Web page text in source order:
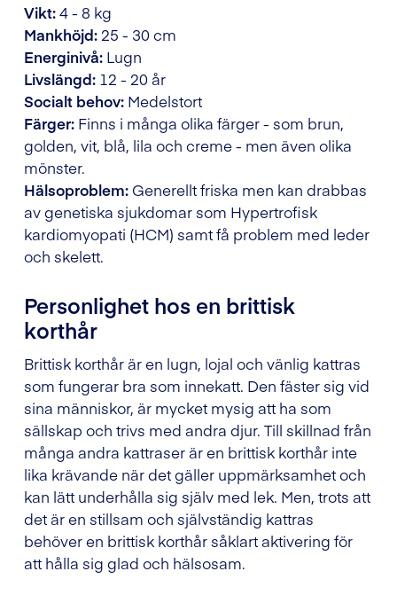
Vikt:4 - 8 kg
Mankhöjd: 25 - 30 cm
Energinivå: Lugn
Livslängd: 12 - 20 år
Socialt behov: Medelstort
Färger: Finns i många olika färger - som brun,
golden, vit, blå, lila och creme - men även olika
mönster.
Hälsoproblem: Generellt friska men kan drabbas
av genetiska sjukdomar som Hypertrofisk
kardiomyopati (HCM) samt få problem med leder
och skelett.
Personlighet hos en brittisk
korthår
Brittisk korthår är en lugn, lojal och vänlig kattras
som fungerar bra som innekatt. Den fäster sig vid
sina människor, är mycket mysig att ha som
sällskap och trivs med andra djur. Till skillnad från
många andra kattraser är en brittisk korthår inte
lika krävande när det gäller uppmärksamhet och
kan lätt underhålla sig själv med lek. Men, trots att
det är en stillsam och självständig kattras
behöver en brittisk korthår såklart aktivering för
att hålla sig glad och hälsosam.